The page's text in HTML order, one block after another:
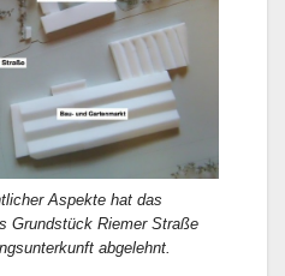
Aspekte hat das
Grundstück Riemer Straße
abgelehnt.